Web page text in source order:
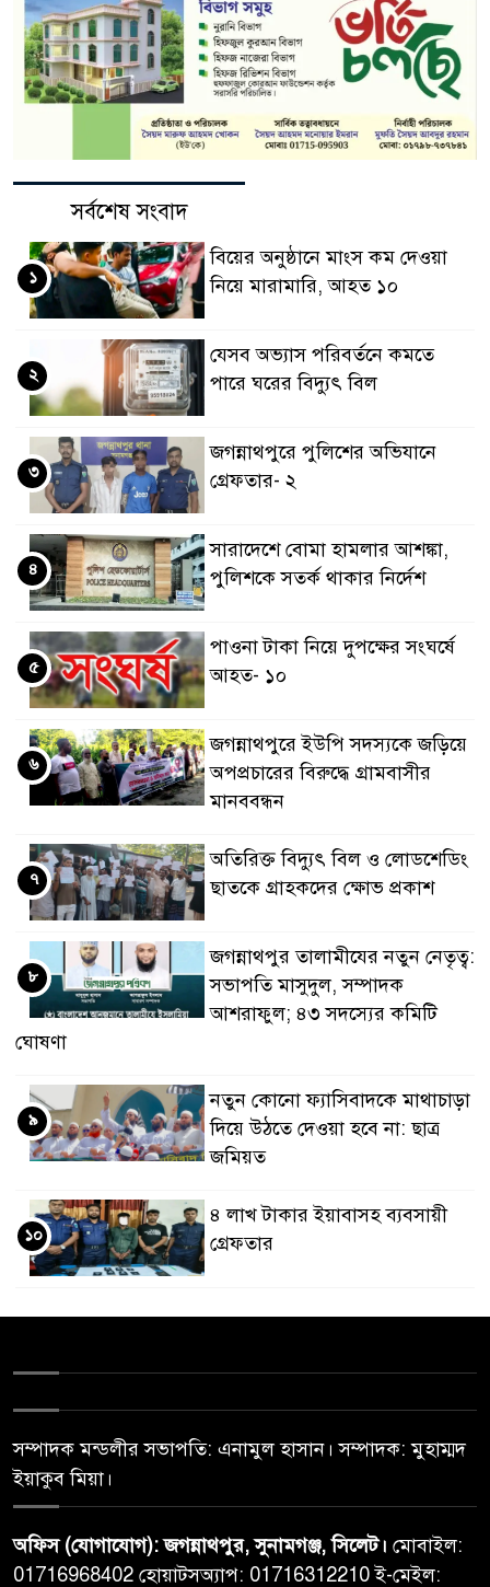
সর্বশেষ সংবাদ
বিয়ের অনুষ্ঠানে মাংস কম দেওয়া
নিয়ে মারামারি, আহত ১০
১
যেসব অভ্যাস পরিবর্তনে কমতে
পারে ঘরের বিদ্যুৎ বিল
২
জগন্নাথপুরে পুলিশের অভিযানে
গ্রেফতার- ২
৩
সারাদেশে বোমা হামলার আশঙ্কা,
পুলিশকে সতর্ক থাকার নির্দেশ
৪
পাওনা টাকা নিয়ে দুপক্ষের সংঘর্ষে
আহত- ১০
৫
জগন্নাথপুরে ইউপি সদস্যকে জড়িয়ে
অপপ্রচারের বিরুদ্ধে গ্রামবাসীর
মানববন্ধন
৬
অতিরিক্ত বিদ্যুৎ বিল ও লোডশেডিং
ছাতকে গ্রাহকদের ক্ষোভ প্রকাশ
৭
জগন্নাথপুর তালামীযের নতুন নেতৃত্ব:
সভাপতি মাসুদুল, সম্পাদক
আশরাফুল; ৪৩ সদস্যের কমিটি
ঘোষণা
৮
নতুন কোনো ফ্যাসিবাদকে মাথাচাড়া
দিয়ে উঠতে দেওয়া হবে না: ছাত্র
জমিয়ত
৯
৪ লাখ টাকার ইয়াবাসহ ব্যবসায়ী
গ্রেফতার
১০
সম্পাদক মন্ডলীর সভাপতি: এনামুল হাসান। সম্পাদক: মুহাম্মদ
ইয়াকুব মিয়া।
অফিস (যোগাযোগ): জগন্নাথপুর, সুনামগঞ্জ, সিলেট। মোবাইল:
01716968402 হোয়াটসঅ্যাপ: 01716312210 ই-মেইল: